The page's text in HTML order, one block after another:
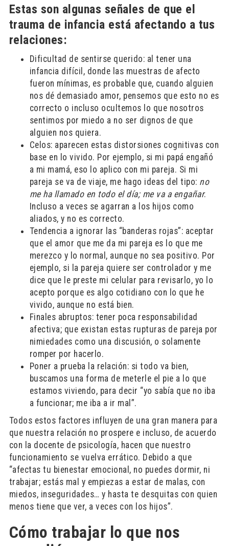
Estas son algunas señales de que el
trauma de infancia está afectando a tus
relaciones:
Dificultad de sentirse querido: al tener una
infancia difícil, donde las muestras de afecto
fueron mínimas, es probable que, cuando alguien
nos dé demasiado amor, pensemos que esto no es
correcto o incluso ocultemos lo que nosotros
sentimos por miedo a no ser dignos de que
alguien nos quiera.
Celos: aparecen estas distorsiones cognitivas con
base en lo vivido. Por ejemplo, si mi papá engañó
a mi mamá, eso lo aplico con mi pareja. Si mi
pareja se va de viaje, me hago ideas del tipo: no
me ha llamado en todo el día; me va a engañar.
Incluso a veces se agarran a los hijos como
aliados, y no es correcto.
Tendencia a ignorar las “banderas rojas”: aceptar
que el amor que me da mi pareja es lo que me
merezco y lo normal, aunque no sea positivo. Por
ejemplo, si la pareja quiere ser controlador y me
dice que le preste mi celular para revisarlo, yo lo
acepto porque es algo cotidiano con lo que he
vivido, aunque no está bien.
Finales abruptos: tener poca responsabilidad
afectiva; que existan estas rupturas de pareja por
nimiedades como una discusión, o solamente
romper por hacerlo.
Poner a prueba la relación: si todo va bien,
buscamos una forma de meterle el pie a lo que
estamos viviendo, para decir “yo sabía que no iba
a funcionar; me iba a ir mal”.
Todos estos factores influyen de una gran manera para
que nuestra relación no prospere e incluso, de acuerdo
con la docente de psicología, hacen que nuestro
funcionamiento se vuelva errático. Debido a que
“afectas tu bienestar emocional, no puedes dormir, ni
trabajar; estás mal y empiezas a estar de malas, con
miedos, inseguridades… y hasta te desquitas con quien
menos tiene que ver, a veces con los hijos”.
Cómo trabajar lo que nos